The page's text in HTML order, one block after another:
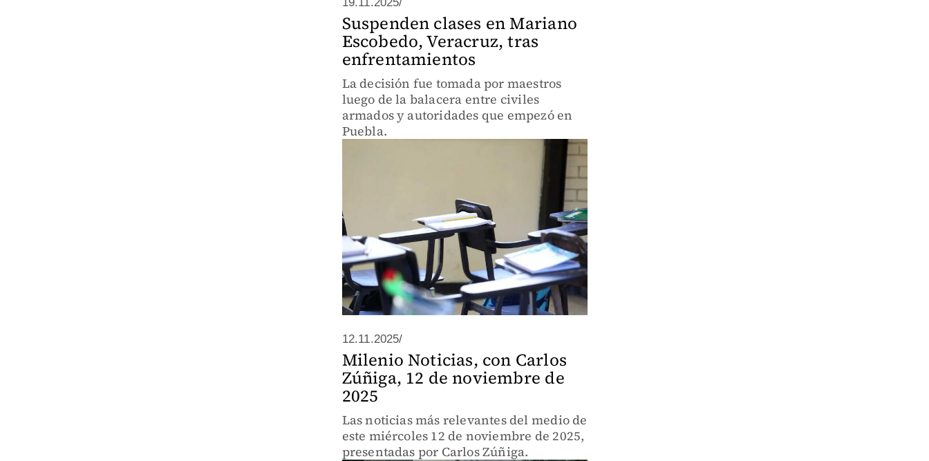
Suspenden clases en Mariano
Escobedo, Veracruz, tras
enfrentamientos
La decisión fue tomada por maestros
luego de la balacera entre civiles
armados y autoridades que empezó en
Puebla.
12.11.2025/
Milenio Noticias, con Carlos
Zúñiga, 12 de noviembre de
2025
Las noticias más relevantes del medio de
este miércoles 12 de noviembre de 2025,
presentadas por Carlos Zúñiga.